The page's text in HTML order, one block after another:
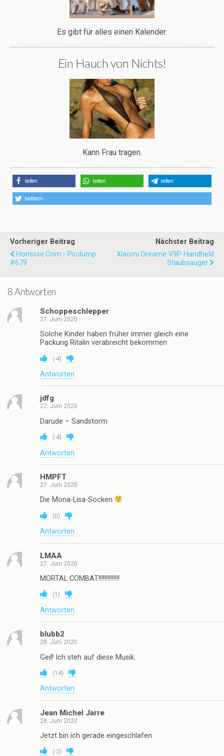
Es gibt für alles einen Kalender.
Ein Hauch von Nichts!
Kann Frau tragen.
teilen teilen teilen
twittern
Vorheriger Beitrag
Hornoxe.com - Picdump
#679
Nächster Beitrag
Xiaomi Dreame V9P Handheld
Staubsauger
8 Antworten
Schoppeschlepper
27. Juni 2020
Solche Kinder haben früher immer gleich eine
Packung Ritalin verabreicht bekommen
(-4)
Antworten
jdfg
27. Juni 2020
Darude – Sandstorm
(-4)
Antworten
HMPFT
27. Juni 2020
Die Mona-Lisa-Socken
(0)
Antworten
LMAA
27. Juni 2020
MORTAL COMBAT!!!!!!!!!!!!!!
(1 )
Antworten
blubb2
28. Juni 2020
Geil! Ich steh auf diese Musik.
(14)
Antworten
Jean Michel Jarre
28. Juni 2020
Jetzt bin ich gerade eingeschlafen
(-2)